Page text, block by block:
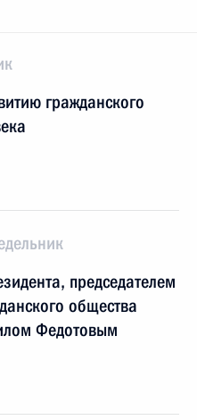
гражданского
председателем
общества
Федотовым